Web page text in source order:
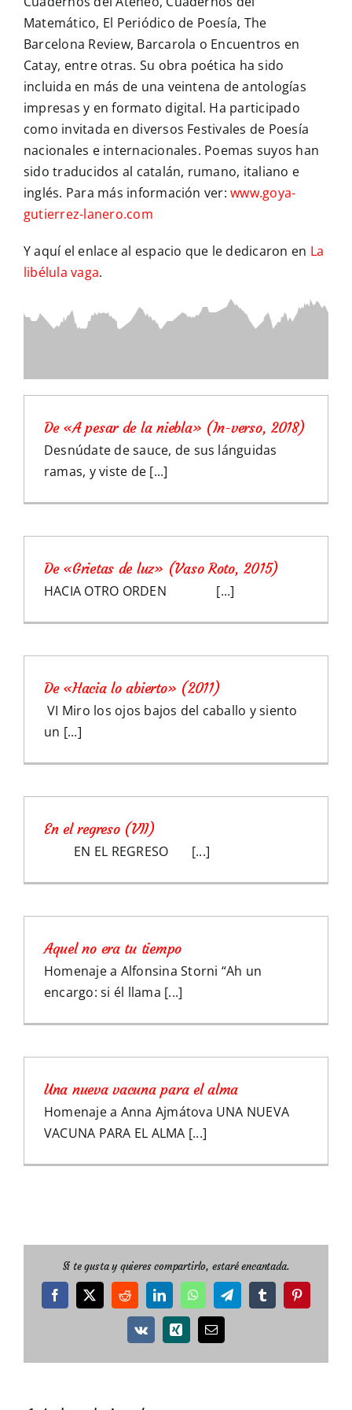
Matemático, El Periódico de Poesía, The
Barcelona Review, Barcarola o Encuentros en
Catay, entre otras. Su obra poética ha sido
incluida en más de una veintena de antologías
impresas y en formato digital. Ha participado
como invitada en diversos Festivales de Poesía
nacionales e internacionales. Poemas suyos han
sido traducidos al catalán, rumano, italiano e
inglés. Para más información ver:www.goya-
gutierrez-lanero.com
Y aquí el enlace al espacio que le dedicaron en La
libélula vaga.
De «A pesar de la niebla» (In-verso, 2018)
Desnúdate de sauce, de sus lánguidas
ramas, y viste de [...]
De «Grietas de luz» (Vaso Roto, 2015)
HACIA OTRO ORDEN [...]
De «Hacia lo abierto» (2011)
VI Miro los ojos bajos del caballo y siento
un [...]
En el regreso (VII)
EN EL REGRESO [...]
Aquel no era tu tiempo
Homenaje a Alfonsina Storni “Ah un
encargo: si él llama [...]
Una nueva vacuna para el alma
Homenaje a Anna Ajmátova UNA NUEVA
VACUNA PARA EL ALMA [...]
Si te gusta y quieres compartirlo, estaré encantada.
Facebook
X RedditLinkedInWhatsAppTelegramTumblrPinterest
Vk Xing
Correo
electrónico